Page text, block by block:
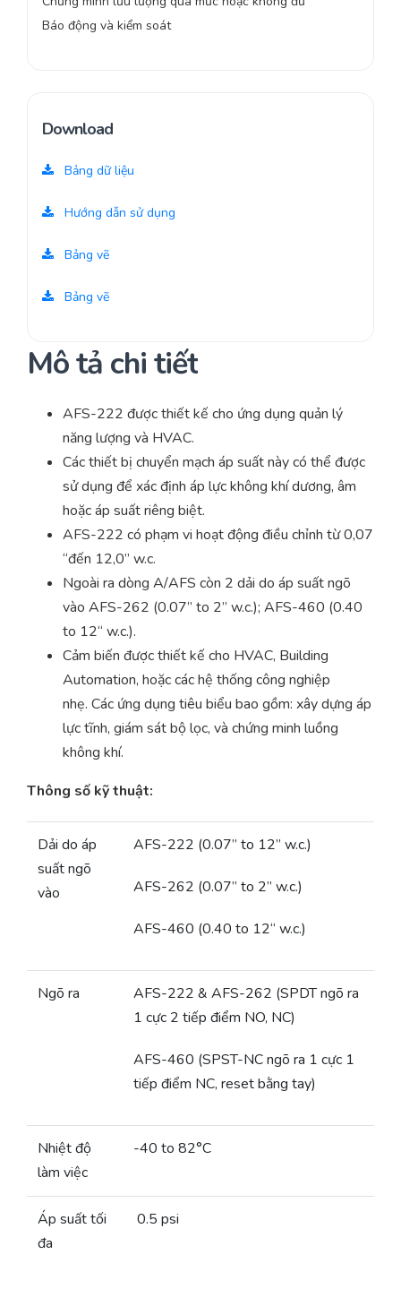
Báo động và kiểm soát
Download
Bảng dữ liệu
Hướng dẫn sử dụng
Bảng vẽ
Bảng vẽ
Mô tả chi tiết
AFS-222 được thiết kế cho ứng dụng quản lý
năng lượng và HVAC.
Các thiết bị chuyển mạch áp suất này có thể được
sử dụng để xác định áp lực không khí dương, âm
hoặc áp suất riêng biệt.
AFS-222 có phạm vi hoạt động điều chỉnh từ 0,07
“đến 12,0” w.c.
Ngoài ra dòng A/AFS còn 2 dải do áp suất ngõ
vào AFS-262 (0.07” to 2” w.c.); AFS-460 (0.40
to 12“ w.c.).
Cảm biến được thiết kế cho HVAC, Building
Automation, hoặc các hệ thống công nghiệp
nhẹ. Các ứng dụng tiêu biểu bao gồm: xây dựng áp
lực tĩnh, giám sát bộ lọc, và chứng minh luồng
không khí.
Thông số kỹ thuật:
Dải do áp
suất ngõ
vào
AFS-222 (0.07” to 12” w.c.)
AFS-262 (0.07” to 2” w.c.)
AFS-460 (0.40 to 12“ w.c.)
Ngõ ra
AFS-222 & AFS-262 (SPDT ngõ ra
1 cực 2 tiếp điểm NO, NC)
AFS-460 (SPST-NC ngõ ra 1 cực 1
tiếp điểm NC, reset bằng tay)
Nhiệt độ
làm việc
-40 to 82°C
Áp suất tối
đa
0.5 psi